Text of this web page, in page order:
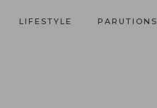
LIFESTYLE PARUTIONS